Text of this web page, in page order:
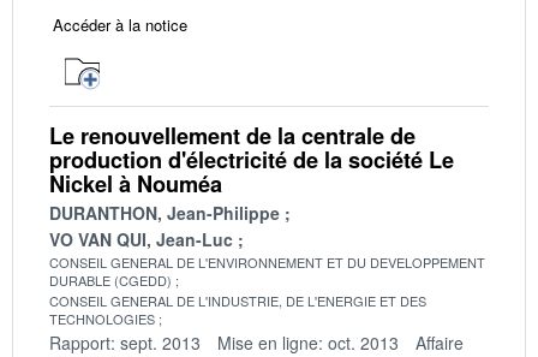
Accéder à la notice
Le renouvellement de la centrale de
production d'électricité de la société Le
Nickel à Nouméa
DURANTHON, Jean-Philippe
VO VAN QUI, Jean-Luc
CONSEIL GENERAL DE L'ENVIRONNEMENT ET DU DEVELOPPEMENT
DURABLE (CGEDD)
CONSEIL GENERAL DE L'INDUSTRIE, DE L'ENERGIE ET DES
TECHNOLOGIES
Rapport: sept. 2013 Mise en ligne: oct. 2013
Affaire